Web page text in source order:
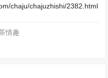
chaju/chajuzhishi/2382.html
情趣